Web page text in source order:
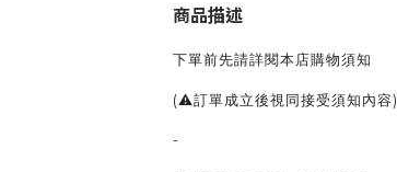
商品描述
下單前先請詳閱本店購物須知
(⚠訂單成立後視同接受須知內容)
-